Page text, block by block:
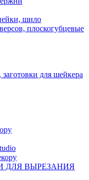
шило
плоскогубцевые
для шейкера
ДЛЯ ВЫРЕЗАНИЯ